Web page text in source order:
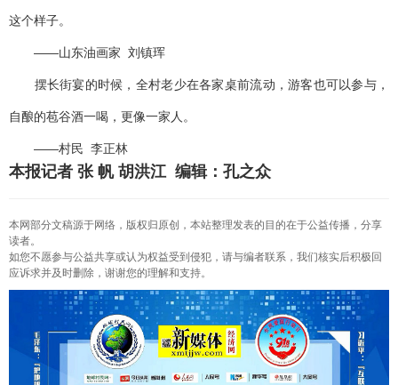
这个样子。
——山东油画家 刘镇珲
摆长街宴的时候，全村老少在各家桌前流动，游客也可以参与，
自酿的苞谷酒一喝，更像一家人。
——村民 李正林
本报记者 张 帆 胡洪江 编辑：孔之众
本网部分文稿源于网络，版权归原创，本站整理发表的目的在于公益传播，分享
读者。
如您不愿参与公益共享或认为权益受到侵犯，请与编者联系，我们核实后积极回
应诉求并及时删除，谢谢您的理解和支持。